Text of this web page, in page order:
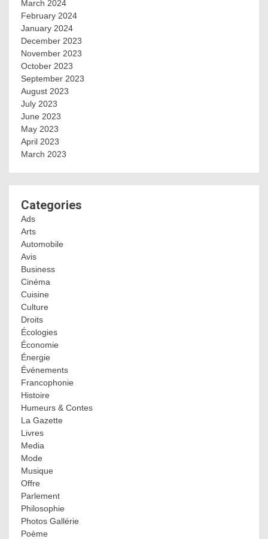
March 2024
February 2024
January 2024
December 2023
November 2023
October 2023
September 2023
August 2023
July 2023
June 2023
May 2023
April 2023
March 2023
Categories
Ads
Arts
Automobile
Avis
Business
Cinéma
Cuisine
Culture
Droits
Écologies
Économie
Énergie
Événements
Francophonie
Histoire
Humeurs & Contes
La Gazette
Livres
Media
Mode
Musique
Offre
Parlement
Philosophie
Photos Gallérie
Poème